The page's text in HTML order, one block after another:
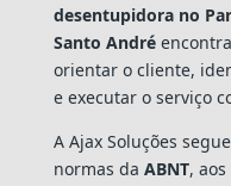
desentupidora no
Santo André
orientar o cliente,
e executar o serviço
A Ajax Soluções
normas da ABNT,